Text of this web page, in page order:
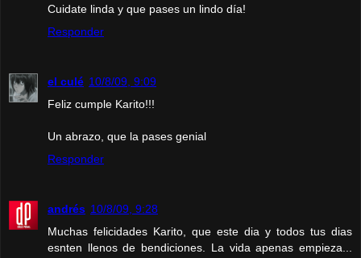
Cuidate linda y que pases un lindo día!
Responder
el culé 10/8/09, 9:09
Feliz cumple Karito!!!
Un abrazo, que la pases genial
Responder
andrés 10/8/09, 9:28
Muchas felicidades Karito, que este dia y todos tus dias
esnten llenos de bendiciones. La vida apenas empieza...